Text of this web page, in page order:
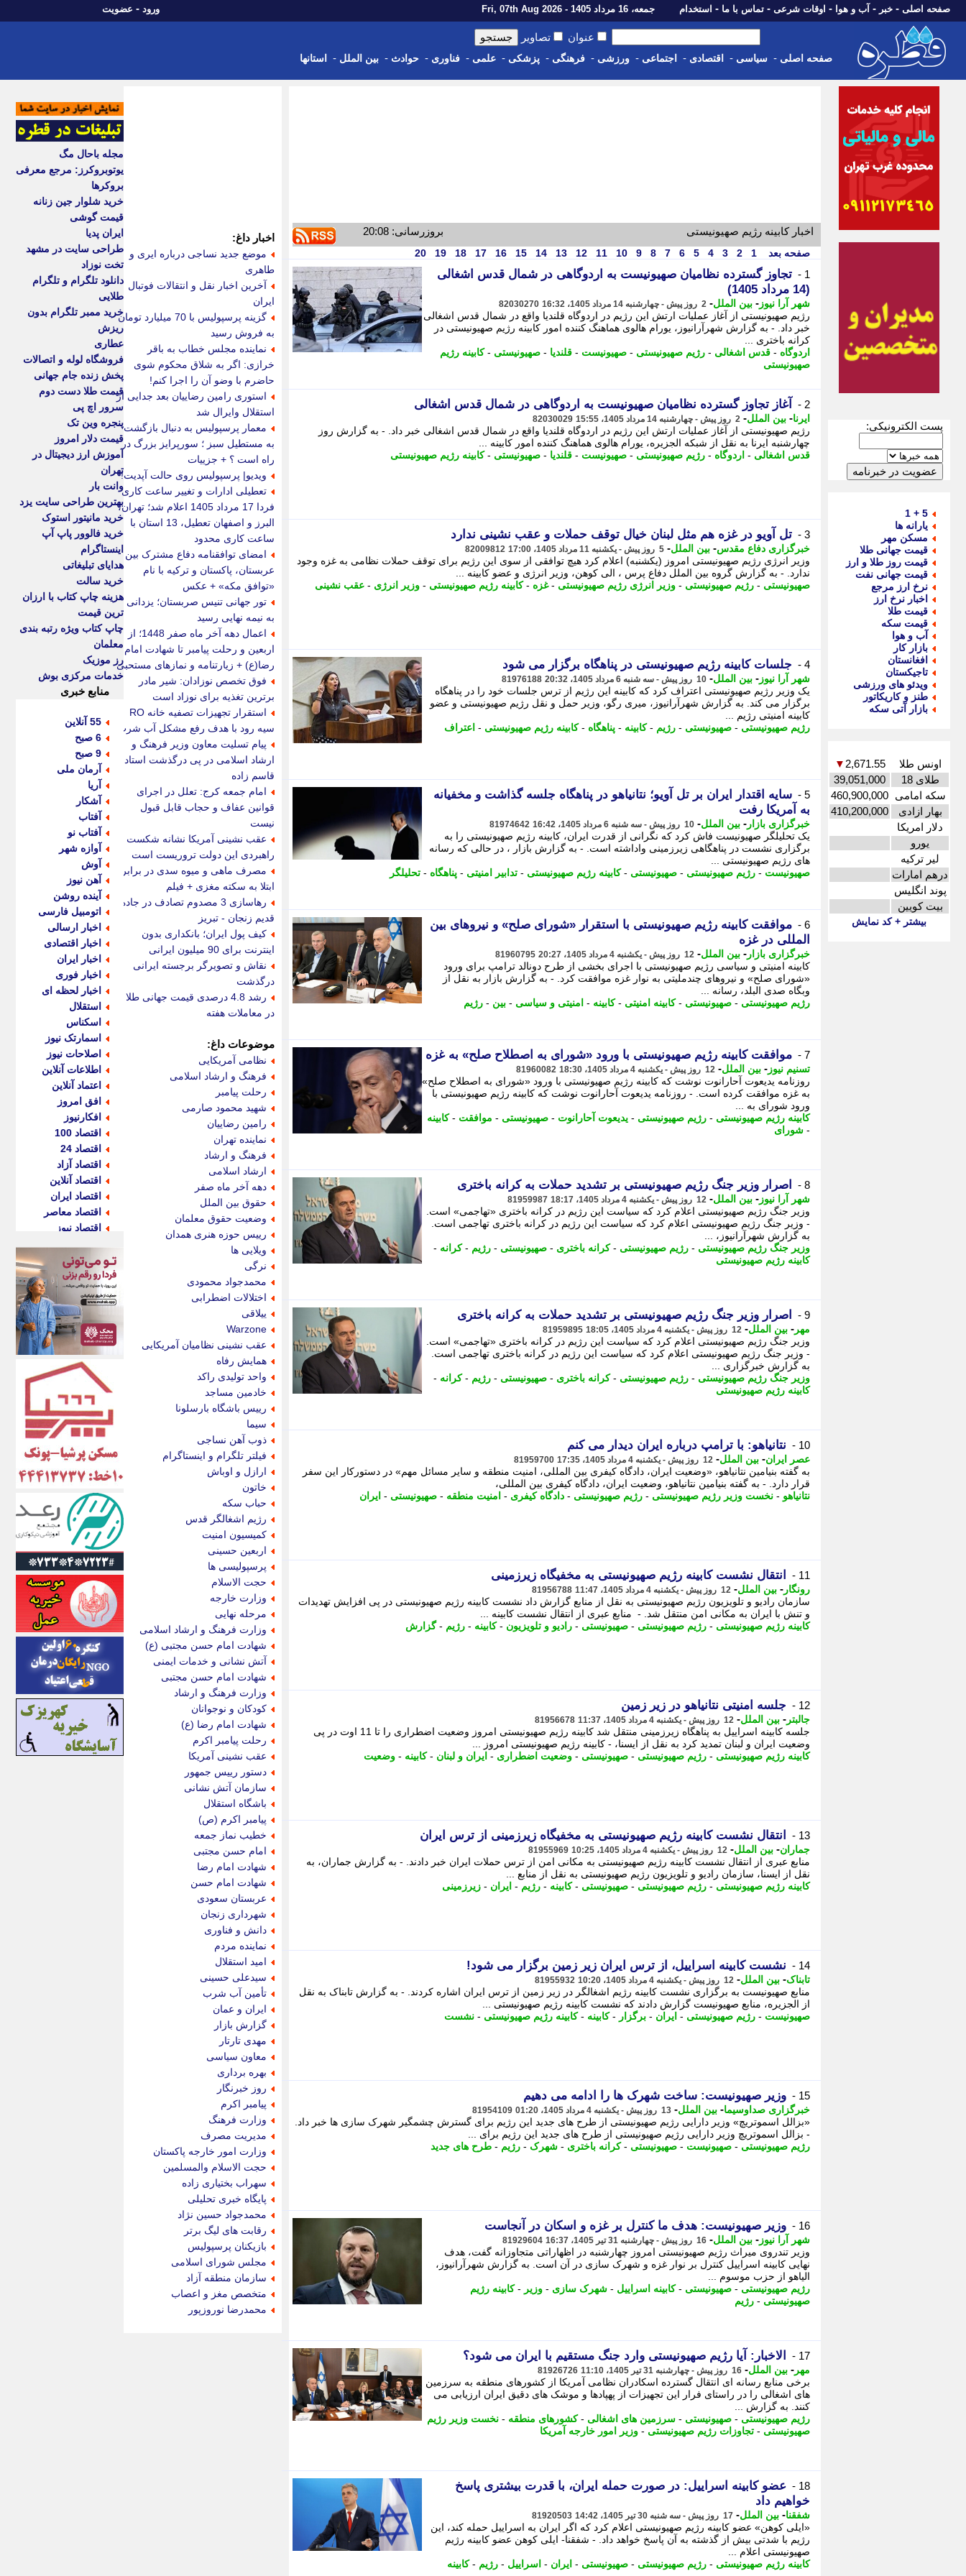
صفحه اصلی - خبر - آب و هوا - اوقات شرعی - تماس با ما - استخدام جمعه، 16 مرداد 1405 - Fri, 07th Aug 2026 ورود - عضویت
عنوان تصاویر
صفحه اصلی - سیاسی - اقتصادی - اجتماعی - ورزشی - فرهنگی - پزشکی - علمی - فناوری - حوادث - بین الملل - استانها
پست الکترونیکی:
5 + 1
یارانه ها
مسکن مهر
قیمت جهانی طلا
قیمت روز طلا و ارز
قیمت جهانی نفت
نرخ ارز مرجع
اخبار نرخ ارز
قیمت طلا
قیمت سکه
آب و هوا
بازار کار
افغانستان
تاجیکستان
ویدئو های ورزشی
طنز و کاریکاتور
بازار آتی سکه
اونس طلا 2,671.55
▼
طلای 18
39,051,000
سکه امامی 460,900,000
بهار ازادی
410,200,000
دلار امریکا
یورو
لیر ترکیه
درهم امارات
پوند انگلیس
بیت کویین
بیشتر + کد نمایش
اخبار کابینه رژیم صهیونیستی بروزرسانی: 20:08
صفحه بعد 1
2
3
4
5
6
7
8
9
10
11
12
13
14
15
16
17
18
19
20
1 -
تجاوز گسترده نظامیان صهیونیست به اردوگاهی در شمال قدس اشغالی
(14 مرداد 1405)
شهر آرا نیوز - بین الملل- 2 روز پیش - چهارشنبه 14 مرداد 1405، 16:32 82030270
رژیم صهیونیستی از آغاز عملیات ارتش این رژیم در اردوگاه قلندیا واقع در شمال قدس اشغالی
خبر داد. - به گزارش شهرآرانیوز، یورام هالوی هماهنگ کننده امور کابینه رژیم صهیونیستی در
کرانه باختری ...
اردوگاه - قدس اشغالی - رژیم صهیونیستی - صهیونیست - قلندیا - صهیونیستی -کابینه رژیم
صهیونیستی
2 - آغاز تجاوز گسترده نظامیان صهیونیست به اردوگاهی در شمال قدس اشغالی
ایرنا- بین الملل- 2 روز پیش - چهارشنبه 14 مرداد 1405، 15:55 82030029
رژیم صهیونیستی از آغاز عملیات ارتش این رژیم در اردوگاه قلندیا واقع در شمال قدس اشغالی خبر داد. - به گزارش روز
چهارشنبه ایرنا به نقل از شبکه الجزیره، یورام هالوی هماهنگ کننده امور کابینه ...
قدس اشغالی - اردوگاه - رژیم صهیونیستی - صهیونیست - قلندیا - صهیونیستی -کابینه رژیم صهیونیستی
3 - تل آویو در غزه هم مثل لبنان خیال توقف حملات و عقب نشینی ندارد
خبرگزاری دفاع مقدس- بین الملل- 5 روز پیش - یکشنبه 11 مرداد 1405، 17:00 82009812
وزیر انرژی رژیم صهیونیستی امروز (یکشنبه) اعلام کرد هیچ توافقی از سوی این رژیم برای توقف حملات نظامی به غزه وجود
ندارد. - به گزارش گروه بین الملل دفاع پرس ، الی کوهن، وزیر انرژی و عضو کابینه ...
صهیونیستی - رژیم صهیونیستی - وزیر انرژی رژیم صهیونیستی -غزه -کابینه رژیم صهیونیستی - وزیر انرژی - عقب نشینی
4 - جلسات کابینه رژیم صهیونیستی در پناهگاه برگزار می شود
شهر آرا نیوز - بین الملل- 10 روز پیش - سه شنبه 6 مرداد 1405، 20:32 81976188
یک وزیر رژیم صهیونیستی اعتراف کرد که کابینه این رژیم از ترس جلسات خود را در پناهگاه
برگزار می کند. به گزارش شهرآرانیوز، میری رگو، وزیر حمل و نقل رژیم صهیونیستی و عضو
کابینه امنیتی رژیم ...
رژیم صهیونیستی - صهیونیستی - رژیم -کابینه - پناهگاه -کابینه رژیم صهیونیستی - اعتراف
5 -
سایه اقتدار ایران بر تل آویو؛ نتانیاهو در پناهگاه جلسه گذاشت و مخفیانه
به آمریکا رفت
خبرگزاری بازار - بین الملل- 10 روز پیش - سه شنبه 6 مرداد 1405، 16:42 81974642
یک تحلیلگر صهیونیست فاش کرد که نگرانی از قدرت ایران، کابینه رژیم صهیونیستی را به
برگزاری نشست در پناهگاهی زیرزمینی واداشته است. - به گزارش بازار ، در حالی که رسانه
های رژیم صهیونیستی ...
صهیونیست - رژیم صهیونیستی - صهیونیستی -کابینه رژیم صهیونیستی - تدابیر امنیتی - پناهگاه - تحلیلگر
6 -
موافقت کابینه رژیم صهیونیستی با استقرار «شورای صلح» و نیروهای بین
المللی در غزه
خبرگزاری بازار - بین الملل- 12 روز پیش - یکشنبه 4 مرداد 1405، 20:27 81960795
کابینه امنیتی و سیاسی رژیم صهیونیستی با اجرای بخشی از طرح دونالد ترامپ برای ورود
«شورای صلح» و نیروهای چندملیتی به نوار غزه موافقت کرد. - به گزارش بازار به نقل از
وبگاه صدی البلد، رسانه ...
رژیم صهیونیستی - صهیونیستی -کابینه امنیتی -کابینه - امنیتی و سیاسی - بین - رژیم
7 - موافقت کابینه رژیم صهیونیستی با ورود «شورای به اصطلاح صلح» به غزه
تسنیم نیوز - بین الملل- 12 روز پیش - یکشنبه 4 مرداد 1405، 18:30 81960082
روزنامه یدیعوت آحارانوت نوشت که کابینه رژیم صهیونیستی با ورود «شورای به اصطلاح صلح»
به غزه موافقت کرده است. - روزنامه یدیعوت آحارانوت نوشت که کابینه رژیم صهیونیستی با
ورود شورای به ...
کابینه رژیم صهیونیستی - رژیم صهیونیستی - یدیعوت آحارانوت - صهیونیستی - موافقت -کابینه
- شورای
8 - اصرار وزیر جنگ رژیم صهیونیستی بر تشدید حملات به کرانه باختری
شهر آرا نیوز - بین الملل- 12 روز پیش - یکشنبه 4 مرداد 1405، 18:17 81959987
وزیر جنگ رژیم صهیونیستی اعلام کرد که سیاست این رژیم در کرانه باختری «تهاجمی» است.
- وزیر جنگ رژیم صهیونیستی اعلام کرد که سیاست این رژیم در کرانه باختری تهاجمی است.
به گزارش شهرآرانیوز، ...
وزیر جنگ رژیم صهیونیستی - رژیم صهیونیستی -کرانه باختری - صهیونیستی - رژیم -کرانه -
کابینه رژیم صهیونیستی
9 - اصرار وزیر جنگ رژیم صهیونیستی بر تشدید حملات به کرانه باختری
مهر - بین الملل- 12 روز پیش - یکشنبه 4 مرداد 1405، 18:05 81959895
وزیر جنگ رژیم صهیونیستی اعلام کرد که سیاست این رژیم در کرانه باختری «تهاجمی» است.
- وزیر جنگ رژیم صهیونیستی اعلام کرد که سیاست این رژیم در کرانه باختری تهاجمی است.
به گزارش خبرگزاری ...
وزیر جنگ رژیم صهیونیستی - رژیم صهیونیستی -کرانه باختری - صهیونیستی - رژیم -کرانه -
کابینه رژیم صهیونیستی
10 - نتانیاهو: با ترامپ درباره ایران دیدار می کنم
عصر ایران- بین الملل- 12 روز پیش - یکشنبه 4 مرداد 1405، 17:35 81959700
به گفته بنیامین نتانیاهو، «وضعیت ایران، دادگاه کیفری بین المللی، امنیت منطقه و سایر مسائل مهم» در دستورکار این سفر
قرار دارد. - به گفته بنیامین نتانیاهو، وضعیت ایران، دادگاه کیفری بین المللی،
نتانیاهو - نخست وزیر رژیم صهیونیستی - رژیم صهیونیستی - دادگاه کیفری - امنیت منطقه - صهیونیستی - ایران
11 - انتقال نشست کابینه رژیم صهیونیستی به مخفیگاه زیرزمینی
رونگار - بین الملل- 12 روز پیش - یکشنبه 4 مرداد 1405، 11:47 81956788
سازمان رادیو و تلویزیون رژیم صهیونیستی به نقل از منابع گزارش داد نشست کابینه رژیم صهیونیستی در پی افزایش تهدیدات
و تنش با ایران به مکانی امن منتقل شد. - منابع عبری از انتقال نشست کابینه ...
کابینه رژیم صهیونیستی - رژیم صهیونیستی - صهیونیستی - رادیو و تلویزیون -کابینه - رژیم -گزارش
12 - جلسه امنیتی نتانیاهو در زیر زمین
جالبتر - بین الملل- 12 روز پیش - یکشنبه 4 مرداد 1405، 11:37 81956678
جلسه کابینه اسراییل به پناهگاه زیرزمینی منتقل شد کابینه رژیم صهیونیستی امروز وضعیت اضطراری را تا 11 اوت در پی
وضعیت ایران و لبنان تمدید کرد به نقل از ایسنا، - کابینه رژیم صهیونیستی امروز ...
کابینه رژیم صهیونیستی - رژیم صهیونیستی - صهیونیستی - وضعیت اضطراری - ایران و لبنان -کابینه - وضعیت
13 - انتقال نشست کابینه رژیم صهیونیستی به مخفیگاه زیرزمینی از ترس ایران
جماران- بین الملل- 12 روز پیش - یکشنبه 4 مرداد 1405، 10:25 81955969
منابع عبری از انتقال نشست کابینه رژیم صهیونیستی به مکانی امن از ترس حملات ایران خبر دادند. - به گزارش جماران، به
نقل از ایسنا، سازمان رادیو و تلویزیون رژیم صهیونیستی به نقل از منابع ...
کابینه رژیم صهیونیستی - رژیم صهیونیستی - صهیونیستی -کابینه - رژیم - ایران - زیرزمینی
14 - نشست کابینه اسراییل، از ترس ایران زیر زمین برگزار می شود!
تابناک- بین الملل- 12 روز پیش - یکشنبه 4 مرداد 1405، 10:20 81955932
منابع صهیونیست به برگزاری نشست کابینه رژیم اشغالگر در زیر زمین از ترس ایران اشاره کردند. - به گزارش تابناک به نقل
از الجزیره، منابع صهیونیست گزارش دادند که نشست کابینه رژیم صهیونیستی ...
صهیونیست - رژیم صهیونیستی - ایران - برگزار -کابینه -کابینه رژیم صهیونیستی - نشست
15 - وزیر صهیونیست: ساخت شهرک ها را ادامه می دهیم
خبرگزاری صداوسیما- بین الملل- 13 روز پیش - یکشنبه 4 مرداد 1405، 01:20 81954109
«بزالل اسموتریچ» وزیر دارایی رژیم صهیونیستی از طرح های جدید این رژیم برای گسترش چشمگیر شهرک سازی ها خبر داد.
- بزالل اسموتریچ وزیر دارایی رژیم صهیونیستی از طرح های جدید این رژیم برای ...
رژیم صهیونیستی - صهیونیست - صهیونیستی -کرانه باختری - شهرک - رژیم - طرح های جدید
16 - وزیر صهیونیست: هدف ما کنترل بر غزه و اسکان در آنجاست
شهر آرا نیوز - بین الملل- 16 روز پیش - چهارشنبه 31 تیر 1405، 16:37 81929604
وزیر تندروی میراث رژیم صهیونیستی امروز چهارشنبه در اظهاراتی متجاوزانه گفت، هدف
نهایی کابینه اسراییل کنترل بر نوار غزه و شهرک سازی در آن است. به گزارش شهرآرانیوز،
الیاهو از حزب موسوم ...
رژیم صهیونیستی - صهیونیستی -کابینه اسراییل - شهرک سازی - وزیر -کابینه رژیم
صهیونیستی - رژیم
17 - الاخبار: آیا رژیم صهیونیستی وارد جنگ مستقیم با ایران می شود؟
مهر - بین الملل- 16 روز پیش - چهارشنبه 31 تیر 1405، 11:10 81926726
برخی منابع رسانه ای انتقال گسترده اسکادران نظامی آمریکا از کشورهای منطقه به سرزمین
های اشغالی را در راستای فرار این تجهیزات از پهپادها و موشک های دقیق ایران ارزیابی می
کنند. به گزارش ...
رژیم صهیونیستی - صهیونیستی - سرزمین های اشغالی -کشورهای منطقه - نخست وزیر رژیم
صهیونیستی - تجاوزات رژیم صهیونیستی - وزیر امور خارجه آمریکا
18 -
عضو کابینه اسراییل: در صورت حمله ایران، با قدرت بیشتری پاسخ
خواهیم داد
شفقنا- بین الملل- 17 روز پیش - سه شنبه 30 تیر 1405، 14:42 81920503
«ایلی کوهن» عضو کابینه رژیم صهیونیستی اعلام کرد که اگر ایران به اسراییل حمله کند، این
رژیم با شدتی بیش از گذشته به آن پاسخ خواهد داد. - شفقنا- ایلی کوهن عضو کابینه رژیم
صهیونیستی اعلام ...
کابینه رژیم صهیونیستی - رژیم صهیونیستی - صهیونیستی - ایران - اسراییل - رژیم -کابینه
اخبار داغ:
موضع جدید نساجی درباره ایری و
طاهری
آخرین اخبار نقل و انتقالات فوتبال
ایران
گزینه پرسپولیس با 70 میلیارد تومان
به فروش رسید
نماینده مجلس خطاب به باقر
خرازی: اگر به شلاق محکوم شوی
حاضرم با وضو آن را اجرا کنم!
استوری رامین رضاییان بعد جدایی از
استقلال وایرال شد
معمار پرسپولیس به دنبال بازگشت
به مستطیل سبز ؛ سورپرایز بزرگ در
راه است ؟ + جزییات
ویدیو| پرسپولیس روی حالت آپدیت!
تعطیلی ادارات و تغییر ساعت کاری
فردا 17 مرداد 1405 اعلام شد؛ تهران،
البرز و اصفهان تعطیل، 13 استان با
ساعت کاری محدود
امضای توافقنامه دفاع مشترک بین
عربستان، پاکستان و ترکیه با نام
«توافق مکه» + عکس
تور جهانی تنیس صربستان؛ یزدانی
به نیمه نهایی رسید
اعمال دهه آخر ماه صفر 1448؛ از
اربعین و رحلت پیامبر تا شهادت امام
رضا(ع) + زیارتنامه و نمازهای مستحبی
فوق تخصص نوزادان: شیر مادر
برترین تغذیه برای نوزاد است
استقرار تجهیزات تصفیه خانه RO
سیه رود با هدف رفع مشکل آب شرب
پیام تسلیت معاون وزیر فرهنگ و
ارشاد اسلامی در پی درگذشت استاد
قاسم زاده
امام جمعه کرج: تعلل در اجرای
قوانین عفاف و حجاب قابل قبول
نیست
عقب نشینی آمریکا نشانه شکست
راهبردی این دولت تروریست است
مصرف ماهی و میوه سدی در برابر
ابتلا به سکته مغزی + فیلم
رهاسازی 3 مصدوم تصادف در جاده
قدیم زنجان - تبریز
کیف پول ایران؛ بانکداری بدون
اینترنت برای 90 میلیون ایرانی
نقاش و تصویرگر برجسته ایرانی
درگذشت
رشد 4.8 درصدی قیمت جهانی طلا
در معاملات هفته
موضوعات داغ:
نظامی آمریکایی
فرهنگ و ارشاد اسلامی
رحلت پیامبر
شهید محمود صارمی
رامین رضاییان
نماینده تهران
فرهنگ و ارشاد
ارشاد اسلامی
دهه آخر ماه صفر
حقوق بین الملل
وضعیت حقوق معلمان
رییس حوزه هنری همدان
ویلایی ها
نرگی
محمدجواد محمودی
اختلالات اضطرابی
ییلاقی
Warzone
عقب نشینی نظامیان آمریکایی
همایش رفاه
واحد تولیدی راکد
خادمین مساجد
رییس باشگاه بارسلونا
سیما
ذوب آهن نساجی
فیلتر تلگرام و اینستاگرام
ارازل و اوباش
خاتون
حباب سکه
رژیم اشغالگر قدس
کمیسیون امنیت
اربعین حسینی
پرسپولیسی ها
حجت الاسلام
وزارت خارجه
مرحله نهایی
وزارت فرهنگ و ارشاد اسلامی
شهادت امام حسن مجتبی (ع)
آتش نشانی و خدمات ایمنی
شهادت امام حسن مجتبی
وزارت فرهنگ و ارشاد
کودکان و نوجوانان
شهادت امام رضا (ع)
رحلت پیامبر اکرم
عقب نشینی آمریکا
دستور رییس جمهور
سازمان آتش نشانی
باشگاه استقلال
پیامبر اکرم (ص)
خطیب نماز جمعه
امام حسن مجتبی
شهادت امام رضا
شهادت امام حسن
عربستان سعودی
شهرداری زنجان
دانش و فناوری
نماینده مردم
امید استقلال
سیدعلی حسینی
تأمین آب شرب
ایران و عمان
گزارش بازار
مهدی تارتار
معاون سیاسی
بهره برداری
روز خبرنگار
پیامبر اکرم
وزارت فرهنگ
مدیریت مصرف
وزارت امور خارجه پاکستان
حجت الاسلام والمسلمین
سهراب بختیاری زاده
پایگاه خبری تحلیلی
محمدجواد حسین نژاد
رقابت های لیگ برتر
بازیکنان پرسپولیس
مجلس شورای اسلامی
سازمان منطقه آزاد
متخصص مغز و اعصاب
محمدرضا نوروزپور
مجله باحال مگ
یوتوبروکرز: مرجع معرفی
بروکرها
خرید شلوار جین زنانه
قیمت گوشی
ایران پدیا
طراحی سایت در مشهد
تخت نوزاد
دانلود تلگرام و تلگرام
طلایی
خرید ممبر تلگرام بدون
ریزش
عطاری
فروشگاه لوله و اتصالات
پخش زنده جام جهانی
قیمت طلا دست دوم
سرور اچ پی
پنجره وین تک
قیمت دلار امروز
آموزش ارز دیجیتال در
تهران
وانت بار
بهترین طراحی سایت یزد
خرید مانیتور استوک
خرید فالوور پاپ آپ
اینستاگرام
هدایای تبلیغاتی
خرید سالت
هزینه چاپ کتاب با ارزان
ترین قیمت
چاپ کتاب ویژه رتبه بندی
معلمان
رز موزیک
خدمات مرکزی بوش
منابع خبری
55 آنلاین
6 صبح
9 صبح
آرمان ملی
آریا
آشکار
آفتاب
آفتاب نو
آوازه شهر
آوش
آهن نیوز
آینده روشن
اتومبیل فارسی
اخبار ارسالی
اخبار اقتصادی
اخبار ایران
اخبار فوری
اخبار لحظه ای
استقلال
اسکناس
اسمارتک نیوز
اصلاحات نیوز
اطلاعات آنلاین
اعتماد آنلاین
افق امروز
افکارنیوز
اقتصاد 100
اقتصاد 24
اقتصاد آزاد
اقتصاد آنلاین
اقتصاد ایران
اقتصاد معاصر
اقتصاد نیوز
اکوفارس
اکونگار
اکونیوز
الف
انتشار آنلاین
اندیشه قرن
اندیشه معاصر
اندیشه ها
انرژی پرس
ای استخدام
ایتنا
ایراف
ایران آرت
ایران آنلاین
ایران زندگی
ایران فوری
ایرانی روز
ایرانیتال
ایرنا
ایسکانیوز
ایسنا
ایکنا
ایلنا
اینتیتر
ایونا نیوز
بازتاب آنلاین
باشگاه خبرنگاران
باغستان نیوز
بامبوک
ببین و بخون
بدینسان
بنکر